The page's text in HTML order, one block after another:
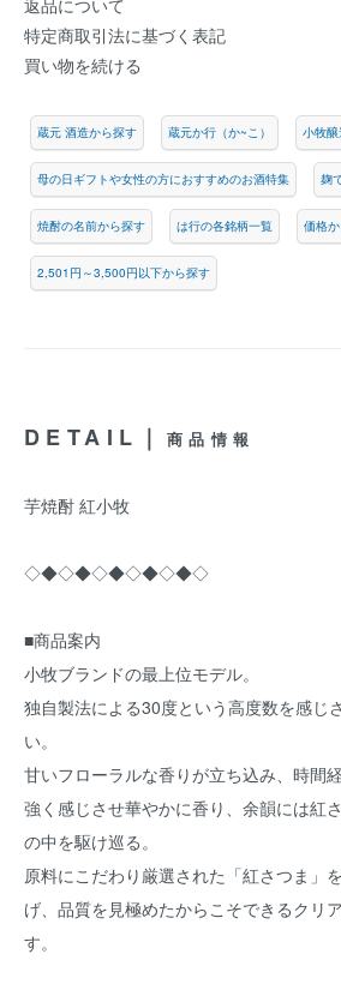
返品について
特定商取引法に基づく表記
買い物を続ける
蔵元 酒造から探す 蔵元か行（か~こ） 小牧
母の日ギフトや女性の方におすすめのお酒特集 麹
焼酎の名前から探す は行の各銘柄一覧 価格
2,501円～3,500円以下から探す
DETAIL｜ 商品情報
芋焼酎 紅小牧
◇◆◇◆◇◆◇◆◇◆◇
■商品案内
小牧ブランドの最上位モデル。
独自製法による30度という高度数を感じ
い。
甘いフローラルな香りが立ち込み、時間
強く感じさせ華やかに香り、余韻には紅
の中を駆け巡る。
原料にこだわり厳選された「紅さつま」
げ、品質を見極めたからこそできるクリ
す。